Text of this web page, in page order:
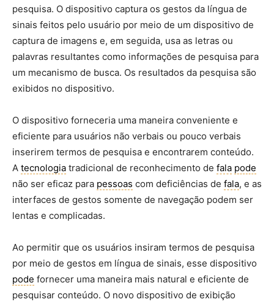
pesquisa. O dispositivo captura os gestos da língua de
sinais feitos pelo usuário por meio de um dispositivo de
captura de imagens e, em seguida, usa as letras ou
palavras resultantes como informações de pesquisa para
um mecanismo de busca. Os resultados da pesquisa são
exibidos no dispositivo.
O dispositivo forneceria uma maneira conveniente e
eficiente para usuários não verbais ou pouco verbais
inserirem termos de pesquisa e encontrarem conteúdo.
A tecnologia tradicional de reconhecimento de fala pode
não ser eficaz para pessoas com deficiências de fala, e as
interfaces de gestos somente de navegação podem ser
lentas e complicadas.
Ao permitir que os usuários insiram termos de pesquisa
por meio de gestos em língua de sinais, esse dispositivo
pode fornecer uma maneira mais natural e eficiente de
pesquisar conteúdo. O novo dispositivo de exibição